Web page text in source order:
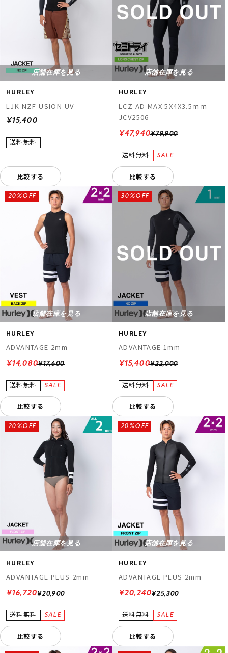
店舗在庫を見る
HURLEY
LJK NZF USION UV
¥15,400
比較する
店舗在庫を見る
HURLEY
LCZ AD MAX 5X4X3.5ｍｍ
JCV2506
¥79,900
¥47,940
比較する
店舗在庫を見る
HURLEY
ADVANTAGE 2mm
¥17,600
20%OFF
¥14,080
比較する
店舗在庫を見る
HURLEY
ADVANTAGE 1mm
¥22,000
30%OFF
¥15,400
比較する
店舗在庫を見る
HURLEY
ADVANTAGE PLUS 2mm
¥20,900
20%OFF
¥16,720
比較する
店舗在庫を見る
HURLEY
ADVANTAGE PLUS 2mm
¥25,300
20%OFF
¥20,240
比較する